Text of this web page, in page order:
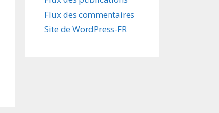
Flux des commentaires
Site de WordPress-FR